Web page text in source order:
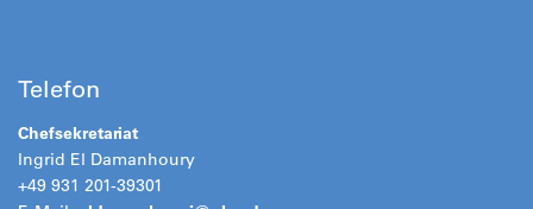
Telefon
Chefsekretariat
Ingrid El Damanhoury
+49 931 201-39301